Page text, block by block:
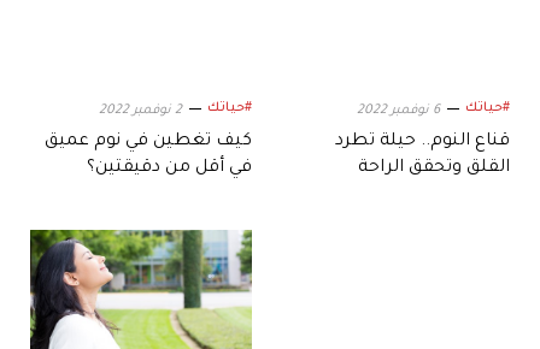
#حياتك 6 نوفمبر 2022
قناع النوم.. حيلة تطرد
القلق وتحقق الراحة
#حياتك 2 نوفمبر 2022
كيف تغطين في نوم عميق
في أقل من دقيقتين؟